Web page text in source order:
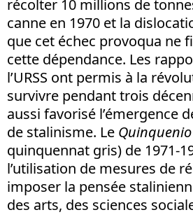
récolter 10 millions de
canne en 1970 et la
que cet échec provoqua ne
cette dépendance. Les
l’URSS ont permis à la
survivre pendant trois
aussi favorisé l’émergence
de stalinisme. Le
quinquennat gris) de 1971-
l’utilisation de mesures de
imposer la pensée
des arts, des sciences